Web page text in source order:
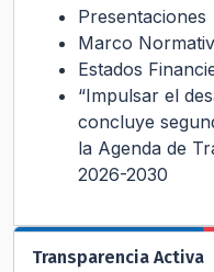
Presentaciones
Marco
Estados
“Impulsar el
concluye
la Agenda de
2026-2030
Transparencia Activa